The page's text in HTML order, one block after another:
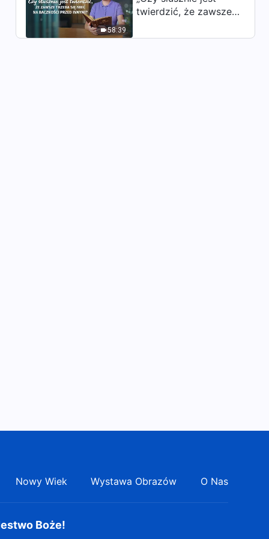
5:57
stworzenia człowieka”
„Tylko Bóg Wszechmogący
może zbawić człowieka”
58:39
twierdzić, że zawsze
baczności przed
Nowy Wiek Wystawa Obrazów O Nas
Boże!